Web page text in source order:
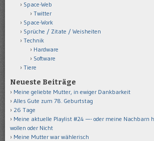
Space-Web
Twitter
Space-Work
Sprüche / Zitate / Weisheiten
Technik
Hardware
Software
Tiere
Neueste Beiträge
Meine geliebte Mutter, in ewiger Dankbarkeit
Alles Gute zum 78. Geburtstag
26 Tage
Meine aktuelle Playlist #24 —- oder meine Nachbarn
wollen oder Nicht
Meine Mutter war wählerisch